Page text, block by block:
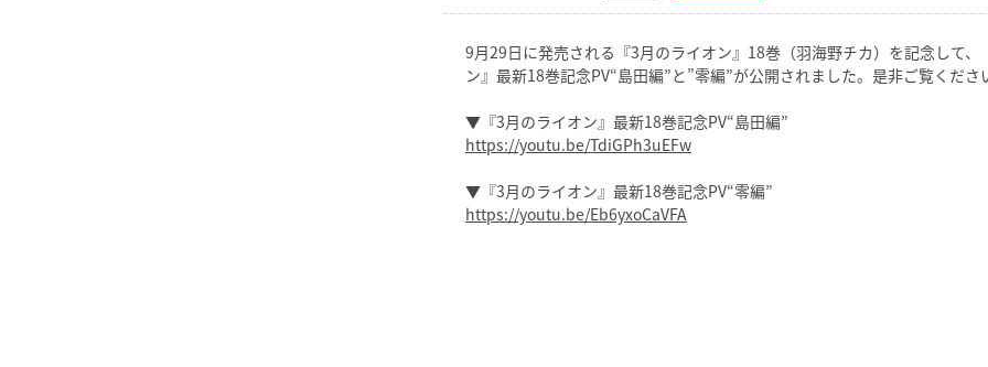
9月29日に発売される『3月のライオン』18巻（羽海野チカ）を記念して
ン』最新18巻記念PV“島田編”と”零編”が公開されました。是非ご覧くださ
▼『3月のライオン』最新18巻記念PV“島田編”
https://youtu.be/TdiGPh3uEFw
▼『3月のライオン』最新18巻記念PV“零編”
https://youtu.be/Eb6yxoCaVFA